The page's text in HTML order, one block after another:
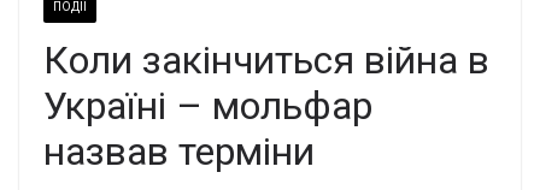
ПОДІЇ
Коли закiнчиться вiйна в
Укpаїні – мольфаp
назвав теpміни